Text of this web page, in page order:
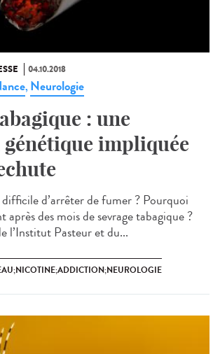
04.10.2018
, Neurologie
: une
impliquée
d’arrêter de fumer ? Pourquoi
des mois de sevrage tabagique ?
l’Institut Pasteur et du...